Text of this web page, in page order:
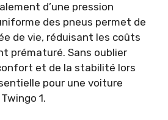
d’une pression
des pneus permet de
de vie, réduisant les coûts
prématuré. Sans oublier
et de la stabilité lors
pour une voiture
1.